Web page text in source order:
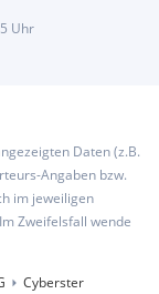
Uhr
Daten (z.B.
Angaben bzw.
im jeweiligen
Zweifelsfall wende
Cyberster